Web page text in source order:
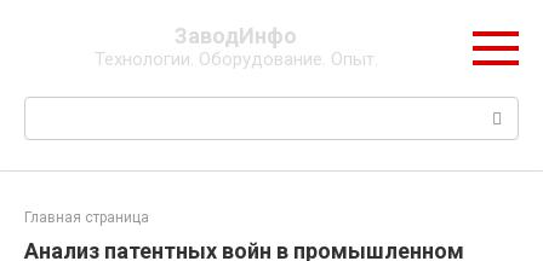
ЗаводИнфо
Технологии. Оборудование. Опыт.
Поиск:
Главная страница
Анализ патентных войн в промышленном